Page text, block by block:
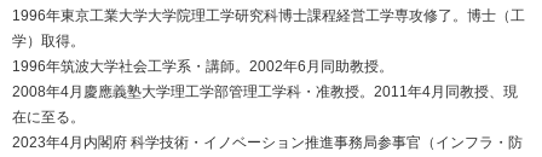
1996年東京工業大学大学院理工学研究科博士課程経営工学専攻修了。博士（工
学）取得。
1996年筑波大学社会工学系・講師。2002年6月同助教授。
2008年4月慶應義塾大学理工学部管理工学科・准教授。2011年4月同教授、現
在に至る。
2023年4月内閣府 科学技術・イノベーション推進事務局参事官（インフラ・防